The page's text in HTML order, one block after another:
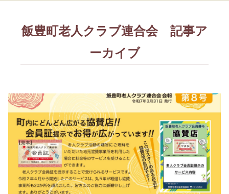
飯豊町老人クラブ連合会 記事ア
ーカイブ